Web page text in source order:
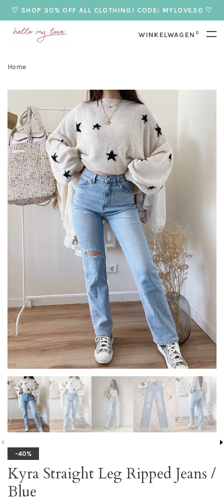
♡ SHOP 30% OFF ALL CLOTHING! CODE: MYLOVE30 ♡
WINKELWAGEN 0
Home
-40%
Kyra Straight Leg Ripped Jeans /
Blue